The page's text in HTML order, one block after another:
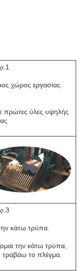
χώρος εργασίας
πρώτες ύλες υψηλής
κάτω τρύπα.
την κάτω τρύπα,
τραβάω το πλέγμα.